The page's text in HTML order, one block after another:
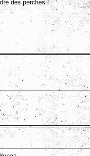
des perches !